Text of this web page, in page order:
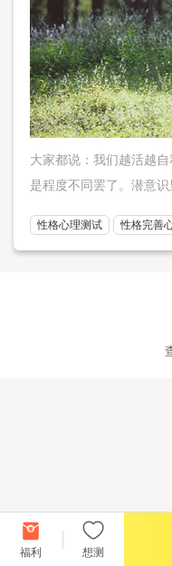
大家都说：我们越活越
是程度不同罢了。潜意识
性格心理测试 性格完善
福利 想测